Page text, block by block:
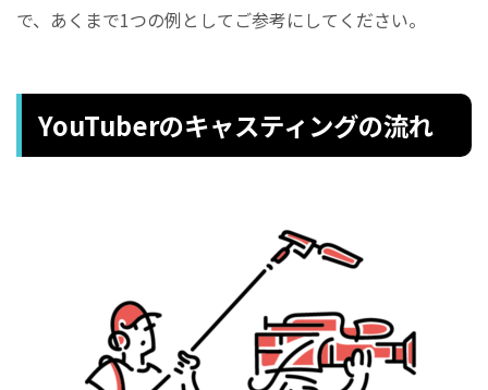
で、あくまで1つの例としてご参考にしてください。
YouTuberのキャスティングの流れ